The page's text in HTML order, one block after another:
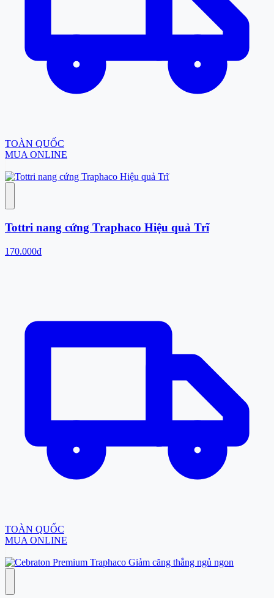
TOÀN QUỐC
MUA ONLINE
Tottri nang cứng Traphaco Hiệu quả Trĩ
170.000đ
TOÀN QUỐC
MUA ONLINE